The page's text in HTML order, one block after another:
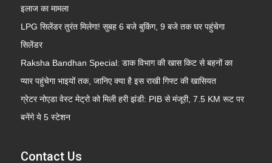
इलाज का मामला
LPG सिलेंडर तुरंत मिलेगा! सुबह 6 बजे बुकिंग, 9 बजे तक घर पहुंचेगा
सिलेंडर
Raksha Bandhan Special: डाक विभाग की खास किट से बहनों का
प्यार पहुंचेगा भाइयों तक, जानिए क्या है इस राखी गिफ्ट की खासियत
ग्रेटर नोएडा वेस्ट मेट्रो को मिली हरी झंडी: PIB से मंजूरी, 7.5 KM रूट पर
बनेंगे ये 5 स्टेशन
Contact Us